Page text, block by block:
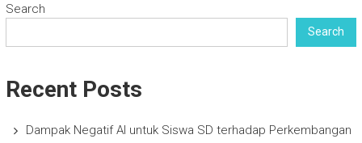
Search
Search
Recent Posts
Dampak Negatif AI untuk Siswa SD terhadap Perkembangan